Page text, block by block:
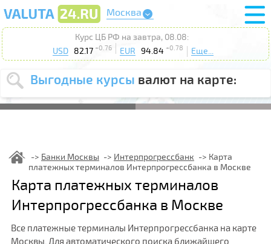
Москва
Курс ЦБ РФ на завтра, 08.08:
USD
82.17 +0.76 EUR 94.84 +0.78 Еще...
Выгодные курсы валют на карте:
Выберите
USD EUR
курс от
Выберите
действие:
Поиск
Банки Москвы Интерпрогрессбанк
Карта
платежных терминалов Интерпрогрессбанка в Москве
Карта платежных терминалов
Интерпрогрессбанка в Москве
Все платежные терминалы Интерпрогрессбанка на карте
Москвы. Для автоматического поиска ближайшего